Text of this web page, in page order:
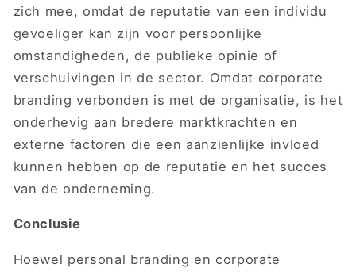
zich mee, omdat de reputatie van een individu
gevoeliger kan zijn voor persoonlijke
omstandigheden, de publieke opinie of
verschuivingen in de sector. Omdat corporate
branding verbonden is met de organisatie, is het
onderhevig aan bredere marktkrachten en
externe factoren die een aanzienlijke invloed
kunnen hebben op de reputatie en het succes
van de onderneming.
Conclusie
Hoewel personal branding en corporate